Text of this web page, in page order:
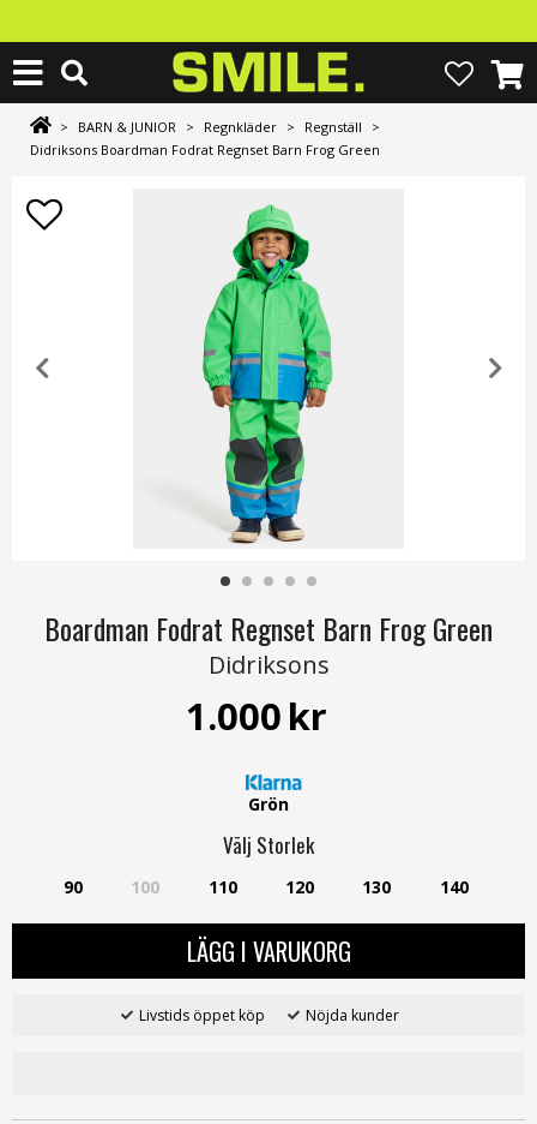
> BARN & JUNIOR > Regnkläder > Regnställ
>
Didriksons Boardman Fodrat Regnset Barn Frog Green
Boardman Fodrat Regnset Barn Frog Green
Didriksons
1.000kr
Grön
Välj Storlek
90 100 110 120 130 140
LÄGG I VARUKORG
Livstids öppet köp Nöjda kunder